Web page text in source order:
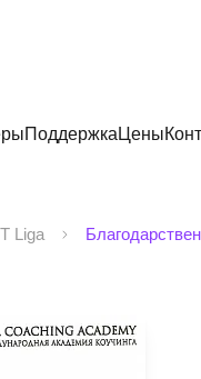
Поддержка Цены
Liga